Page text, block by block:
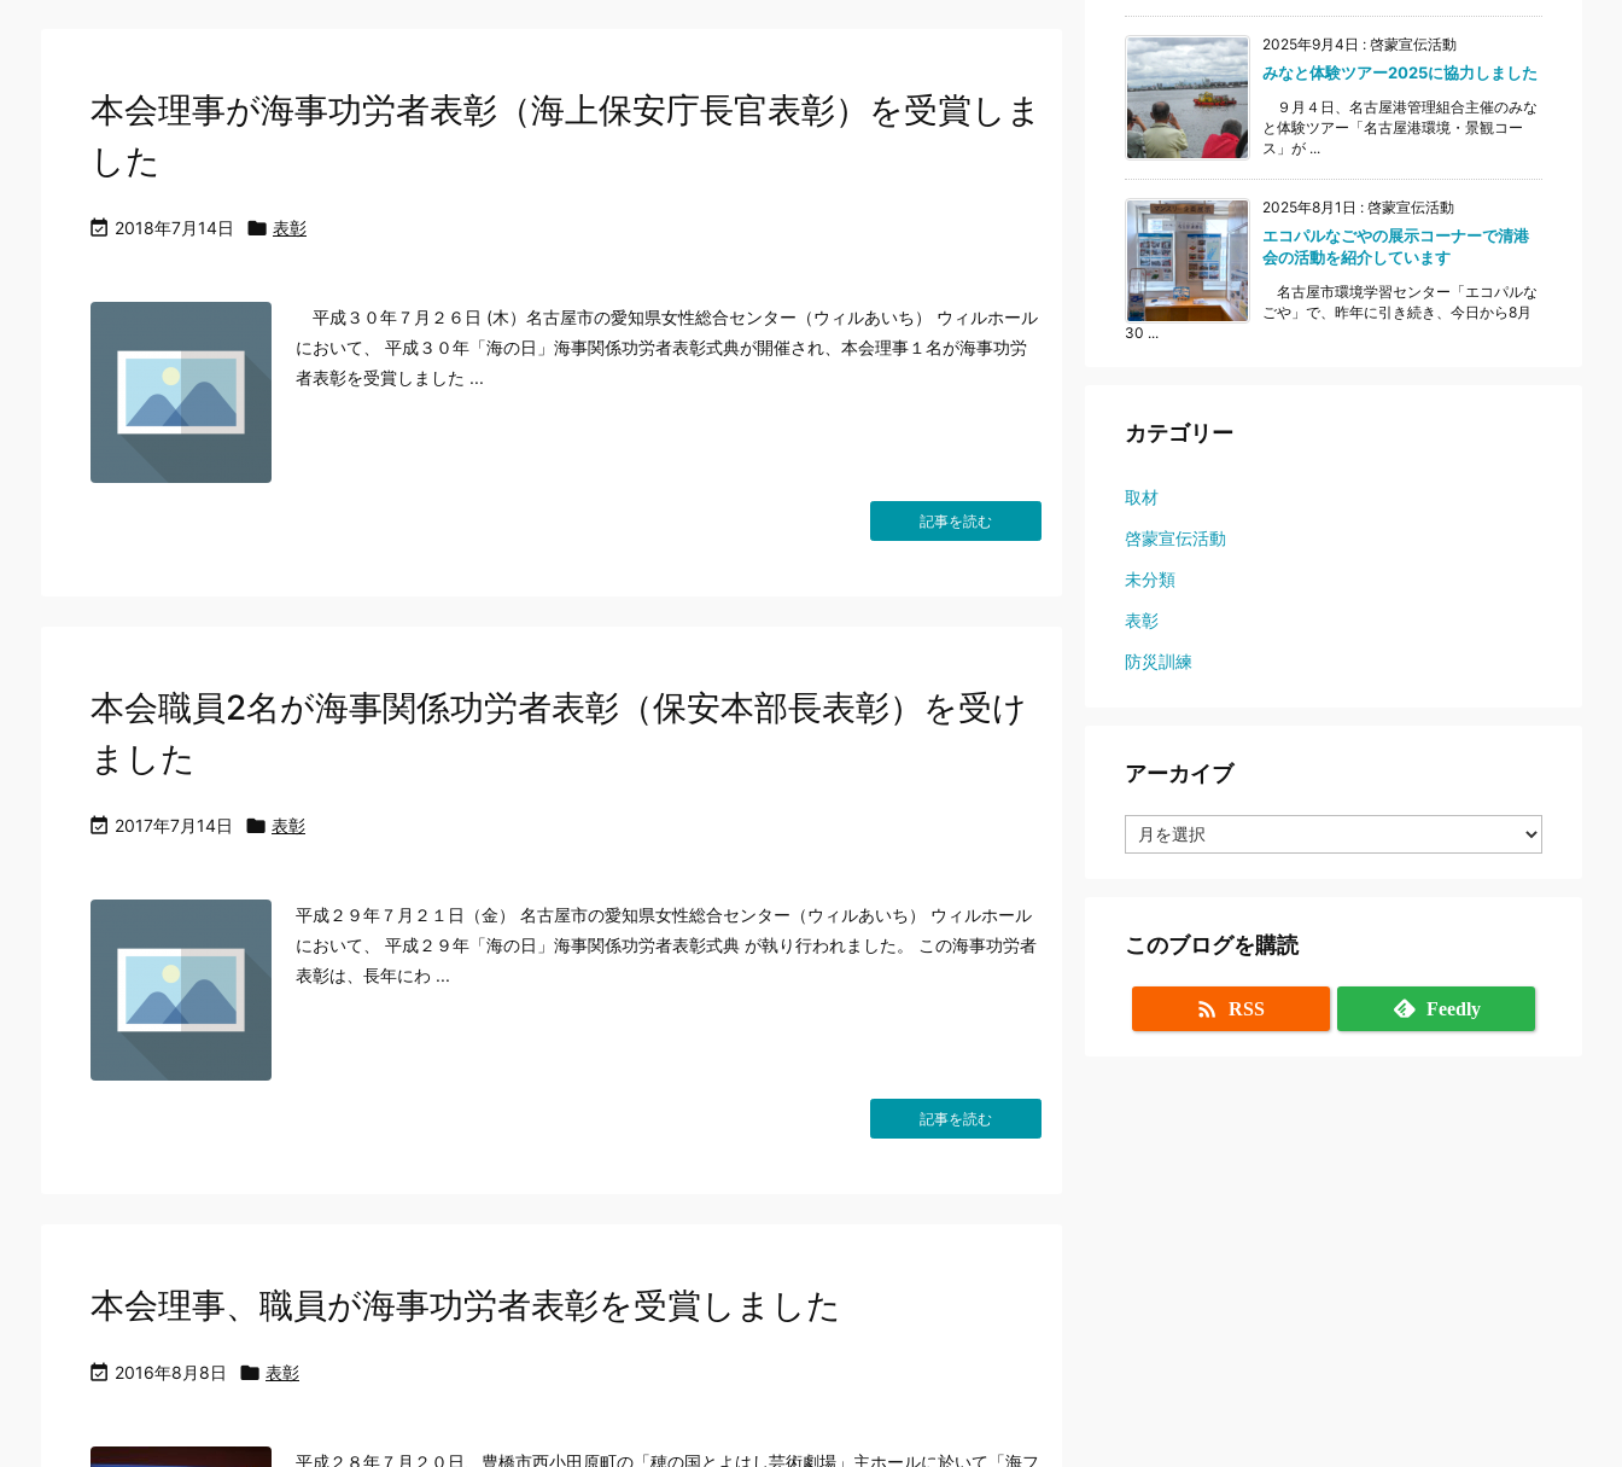
本会理事が海事功労者表彰（海上保安庁長官表彰）を受賞しま
した
 2018年7月14日  表彰
平成３０年７月２６日 (木）名古屋市の愛知県女性総合センター（ウィルあいち） ウィルホール
において、 平成３０年「海の日」海事関係功労者表彰式典が開催され、本会理事１名が海事功労
者表彰を受賞しました ...
記事を読む
本会職員2名が海事関係功労者表彰（保安本部長表彰）を受け
ました
 2017年7月14日  表彰
平成２９年７月２１日（金） 名古屋市の愛知県女性総合センター（ウィルあいち） ウィルホール
において、 平成２９年「海の日」海事関係功労者表彰式典 が執り行われました。 この海事功労者
表彰は、長年にわ ...
記事を読む
本会理事、職員が海事功労者表彰を受賞しました
 2016年8月8日  表彰
平成２８年７月２０日、豊橋市西小田原町の「穂の国とよはし芸術劇場」主ホールに於いて「海フ
2025年9月4日 : 啓蒙宣伝活動
みなと体験ツアー2025に協力しました
９月４日、名古屋港管理組合主催のみな
と体験ツアー「名古屋港環境・景観コー
ス」が ...
2025年8月1日 : 啓蒙宣伝活動
エコパルなごやの展示コーナーで清港
会の活動を紹介しています
名古屋市環境学習センター「エコパルな
ごや」で、昨年に引き続き、今日から8月
30 ...
カテゴリー
取材
啓蒙宣伝活動
未分類
表彰
防災訓練
アーカイブ
ー
このブログを購読
 RSS Feedly